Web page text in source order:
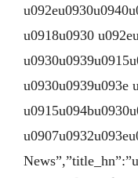
u0918u0930
u0930u0939u093e